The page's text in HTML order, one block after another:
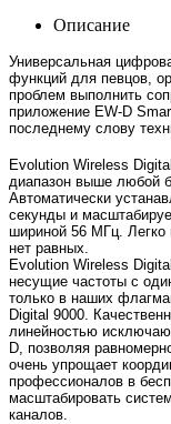
Описание
Универсальная
функций для певцов,
проблем выполнить
приложение EW-D
последнему слову
Evolution Wireless
диапазон выше любой
Автоматически
секунды и
шириной 56 МГц. Легко
нет равных.
Evolution Wireless
несущие частоты с
только в наших
Digital 9000.
линейностью
D, позволяя
очень упрощает
профессионалов в
масштабировать
каналов.